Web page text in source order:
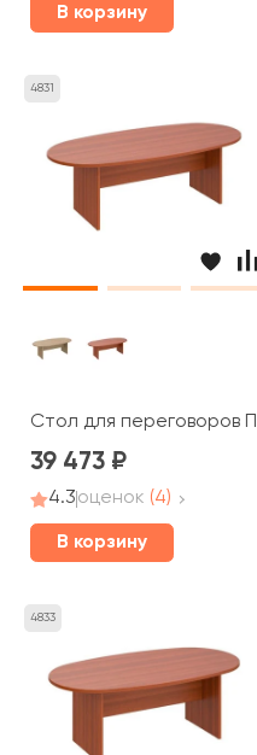
В корзину
4831
Стол для переговоров
39 473
4.3оценок (4)
В корзину
4833